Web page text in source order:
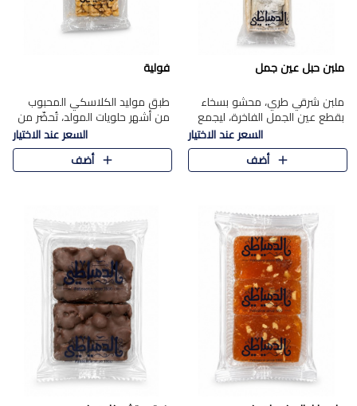
ملبن حبل عين جمل
ملبن شرقي طري، محشو بسخاء
بقطع عين الجمل الفاخرة، ليجمع
بين القوام الناعم وقرمشة الجوز
في مذاق شرقي أصيل.
السعر عند الاختيار
أضف
فولية
طبق موليد الكلاسكي المحبوب
من أشهر حلويات المولد، تُحضّر من
فول سوداني محمص بعناية
ومغلف بطبقة رقيقة من السكر
المكرمل، لتمنحك قرمشة أصيلة
السعر عند الاختيار
أضف